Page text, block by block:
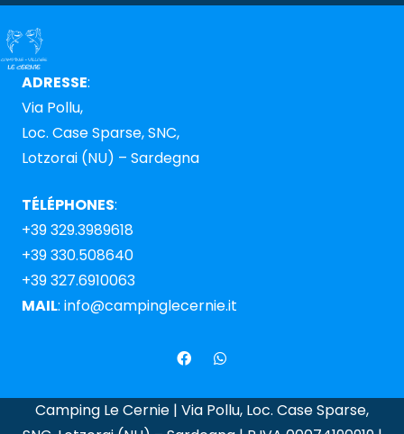
ADRESSE:
Via Pollu,
Loc. Case Sparse, SNC,
Lotzorai (NU) – Sardegna
TÉLÉPHONES:
+39 329.3989618
+39 330.508640
+39 327.6910063
MAIL: info@campinglecernie.it
Camping Le Cernie | Via Pollu, Loc. Case Sparse,